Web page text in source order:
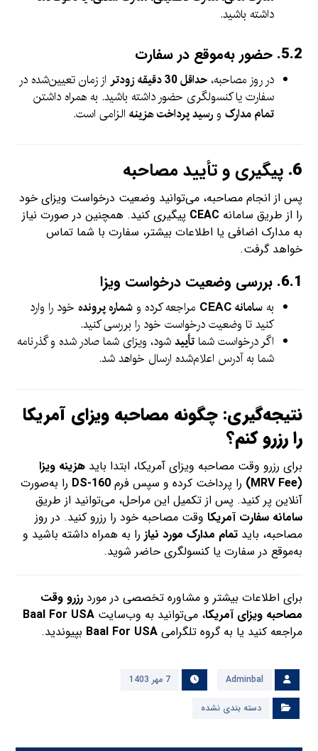
داشته باشید.
5.2. حضور به‌موقع در سفارت
در روز مصاحبه،حداقل 30 دقیقه زودتر
از زمان تعیین‌شده در
سفارت یا کنسولگری حضور داشته باشید. به همراه داشتن
تمام مدارک ورسید پرداخت هزینه الزامی است.
6. پیگیری و تأیید مصاحبه
پس از انجام مصاحبه، می‌توانید وضعیت درخواست ویزای خود
را از طریق سامانه CEAC پیگیری کنید. همچنین در صورت نیاز
به مدارک اضافی یا اطلاعات بیشتر، سفارت با شما تماس
خواهد گرفت.
6.1. بررسی وضعیت درخواست ویزا
بهسامانه CEAC مراجعه کرده وشماره پرونده خود را وارد
کنید تا وضعیت درخواست خود را بررسی کنید.
اگر درخواست شماتأییدشود، ویزای شما صادر شده و گذرنامه
شما به آدرس اعلام‌شده ارسال خواهد شد.
نتیجه‌گیری: چگونه مصاحبه ویزای آمریکا
را رزرو کنم؟
برای رزرو وقت مصاحبه ویزای آمریکا، ابتدا بایدهزینه ویزا
(MRV Fee)
را پرداخت کرده و سپس فرمDS-160 را به‌صورت
آنلاین پر کنید. پس از تکمیل این مراحل، می‌توانید از طریق
سامانه سفارت آمریکا وقت مصاحبه خود را رزرو کنید. در روز
مصاحبه، بایدتمام مدارک مورد نیاز را به همراه داشته باشید و
به‌موقع در سفارت یا کنسولگری حاضر شوید.
برای اطلاعات بیشتر و مشاوره تخصصی در موردرزرو وقت
مصاحبه ویزای آمریکا، می‌توانید به وب‌سایتBaal For USA
مراجعه کنید یا به گروه تلگرامیBaal For USA بپیوندید.
Adminbal 7 مهر 1403
دسته بندی نشده